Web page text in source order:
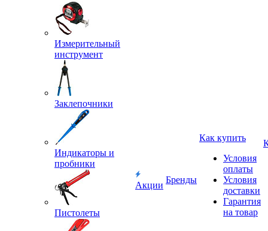
Измерительный
инструмент
Заклепочники
Индикаторы и
пробники
Пистолеты
Акции
Бренды
Как купить
Условия
оплаты
Условия
доставки
Гарантия
на товар